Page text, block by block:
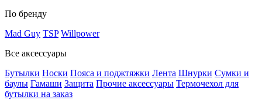
По бренду
Mad Guy TSP Willpower
Все аксессуары
Бутылки Носки Пояса и поджтяжки Лента Шнурки Сумки и
баулы Гамаши Защита Прочие аксессуары Термочехол для
бутылки на заказ